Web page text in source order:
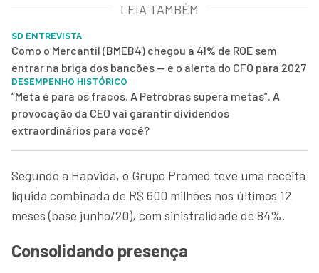
LEIA TAMBÉM
SD ENTREVISTA
Como o Mercantil (BMEB4) chegou a 41% de ROE sem
entrar na briga dos bancões — e o alerta do CFO para 2027
DESEMPENHO HISTÓRICO
“Meta é para os fracos. A Petrobras supera metas”. A
provocação da CEO vai garantir dividendos
extraordinários para você?
Segundo a Hapvida, o Grupo Promed teve uma receita
líquida combinada de R$ 600 milhões nos últimos 12
meses (base junho/20), com sinistralidade de 84%.
Consolidando presença